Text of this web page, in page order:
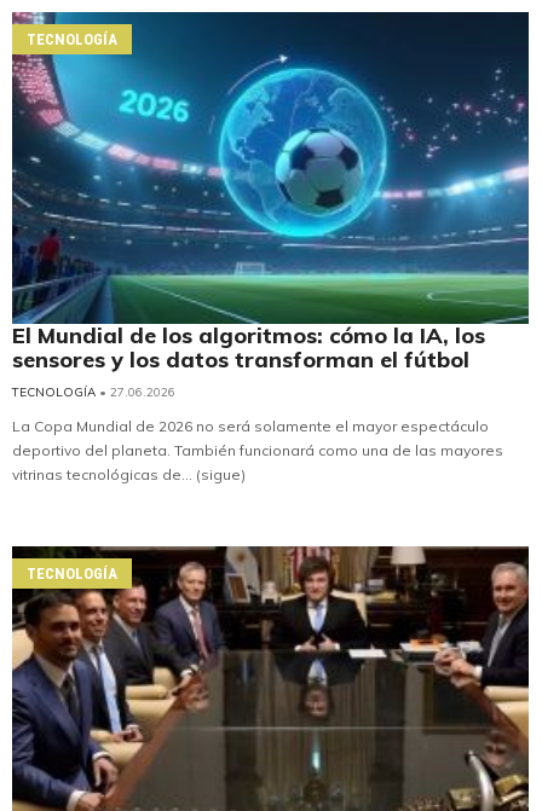
TECNOLOGÍA
El Mundial de los algoritmos: cómo la IA, los
sensores y los datos transforman el fútbol
TECNOLOGÍA • 27.06.2026
La Copa Mundial de 2026 no será solamente el mayor espectáculo
deportivo del planeta. También funcionará como una de las mayores
vitrinas tecnológicas de... (sigue)
TECNOLOGÍA